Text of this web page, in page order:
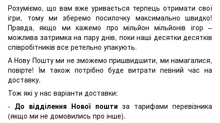
Розуміємо, що вам вже уривається терпець отримати свої
ігри, тому ми зберемо посилочку максимально швидко!
Правда, якщо ми кажемо про мільйон мільйонів ігор –
можлива затримка на пару днів, поки наші десятки десятків
співробітників все ретельно упакують.
А Нову Пошту ми не зможемо пришвидшити, ми намагалися,
повірте! Їм також потрібно буде витрати певний час на
доставку.
Тож які у нас варіанти доставки:
- До відділення Нової пошти за тарифами перевізника
(якщо ми не домовились про інше).